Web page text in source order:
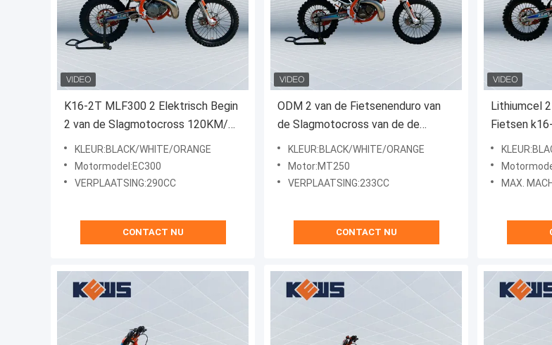
K16-2T MLF300 2 Elektrisch Begin
2 van de Slagmotocross 120KM/H
de Fiets van het Slagvuil
KLEUR:BLACK/WHITE/ORANGE
Motormodel:EC300
VERPLAATSING:290CC
CONTACT NU
ODM 2 van de Fietsenenduro van
de Slagmotocross van de de
Modellenmt250 Motor de
Kettingoverbrengingstransmissiesysteem
KLEUR:BLACK/WHITE/ORANGE
Motor:MT250
VERPLAATSING:233CC
CONTACT NU
Lithiumcel
Fietsen
Gekoelde
MAX.